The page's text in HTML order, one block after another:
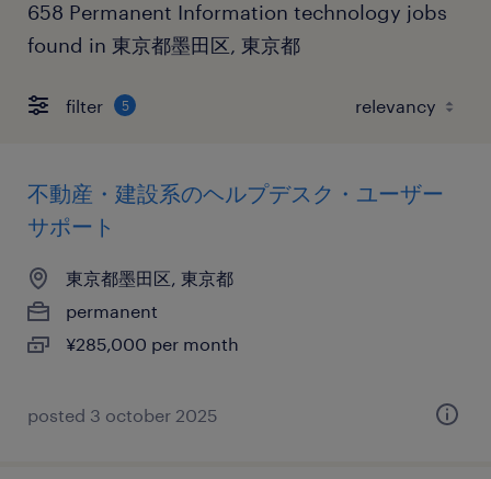
658 Permanent Information technology jobs
found in 東京都墨田区, 東京都
filter 5
不動産・建設系のヘルプデスク・ユーザー
サポート
東京都墨田区, 東京都
permanent
¥285,000 per month
posted 3 october 2025